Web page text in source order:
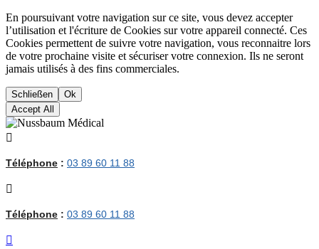
En poursuivant votre navigation sur ce site, vous devez accepter
l’utilisation et l'écriture de Cookies sur votre appareil connecté. Ces
Cookies permettent de suivre votre navigation, vous reconnaitre lors
de votre prochaine visite et sécuriser votre connexion. Ils ne seront
jamais utilisés à des fins commerciales.
Schließen
Ok
Accept All

Téléphone : 03 89 60 11 88

Téléphone : 03 89 60 11 88
